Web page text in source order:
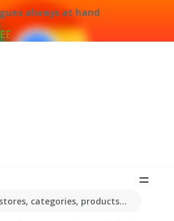
always at hand
categories, products...
weekly offers and